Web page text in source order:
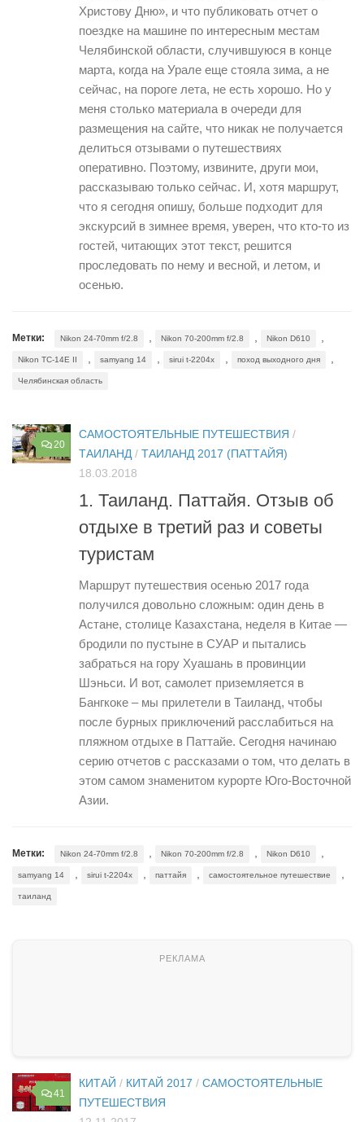
Христову Дню», и что публиковать отчет о
поездке на машине по интересным местам
Челябинской области, случившуюся в конце
марта, когда на Урале еще стояла зима, а не
сейчас, на пороге лета, не есть хорошо. Но у
меня столько материала в очереди для
размещения на сайте, что никак не получается
делиться отзывами о путешествиях
оперативно. Поэтому, извините, други мои,
рассказываю только сейчас. И, хотя маршрут,
что я сегодня опишу, больше подходит для
экскурсий в зимнее время, уверен, что кто-то из
гостей, читающих этот текст, решится
проследовать по нему и весной, и летом, и
осенью.
Метки: Nikon 24-70mm f/2.8 , Nikon 70-200mm f/2.8 , Nikon D610 ,
Nikon TC-14E II , samyang 14 , sirui t-2204x , поход выходного дня ,
Челябинская область
20
САМОСТОЯТЕЛЬНЫЕ ПУТЕШЕСТВИЯ /
ТАИЛАНД/ ТАИЛАНД 2017 (ПАТТАЙЯ)
18.03.2018
1. ​​​​​​​Таиланд. Паттайя. Отзыв об
отдыхе в третий раз и советы
туристам
Маршрут путешествия осенью 2017 года
получился довольно сложным: один день в
Астане, столице Казахстана, неделя в Китае —
бродили по пустыне в СУАР и пытались
забраться на гору Хуашань в провинции
Шэньси. И вот, самолет приземляется в
Бангкоке – мы прилетели в Таиланд, чтобы
после бурных приключений расслабиться на
пляжном отдыхе в Паттайе. Сегодня начинаю
серию отчетов с рассказами о том, что делать в
этом самом знаменитом курорте Юго-Восточной
Азии.
Метки: Nikon 24-70mm f/2.8 Nikon 70-200mm f/2.8 Nikon D610
samyang 14 sirui t-2204x паттайя самостоятельное путешествие
таиланд
41
КИТАЙ / КИТАЙ 2017 / САМОСТОЯТЕЛЬНЫЕ
ПУТЕШЕСТВИЯ